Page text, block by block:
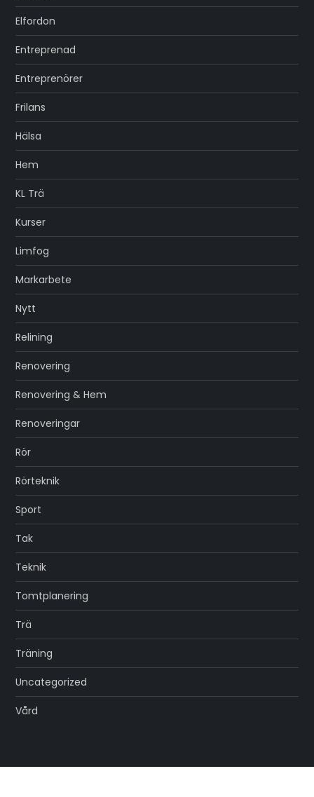
Elfordon
Entreprenad
Entreprenörer
Frilans
Hälsa
Hem
KL Trä
Kurser
Limfog
Markarbete
Nytt
Relining
Renovering
Renovering & Hem
Renoveringar
Rör
Rörteknik
Sport
Tak
Teknik
Tomtplanering
Trä
Träning
Uncategorized
Vård